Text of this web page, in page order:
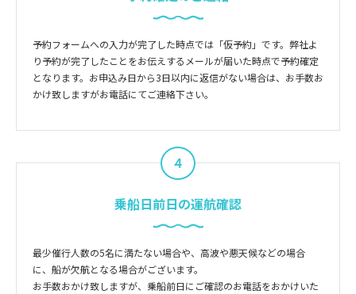
予約フォームへの入力が完了した時点では「仮予約」です。弊社よ
り予約が完了したことをお伝えするメールが届いた時点で予約確定
となります。お申込み日から3日以内に返信がない場合は、お手数お
かけ致しますがお電話にてご連絡下さい。
4
乗船日前日の運航確認
最少催行人数の5名に満たない場合や、高波や悪天候などの場合
に、船が欠航となる場合がございます。
お手数おかけ致しますが、乗船前日にご確認のお電話をおかけいた